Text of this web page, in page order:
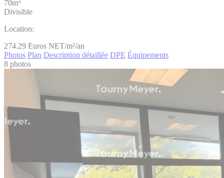
70m
Divisible
Location:
274.29 Euros NET/m²/an
Photos Plan Description détaillée DPE Équipements
8 photos